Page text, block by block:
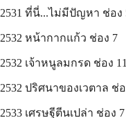
2531 ที่นี่...ไม่มีปัญหา ช่อง
2532 หน้ากากแก้ว ช่อง 7
2532 เจ้าหนูลมกรด ช่อง 11
2532 ปริศนาของเวตาล ช่
2533 เศรษฐีตีนเปล่า ช่อง 7